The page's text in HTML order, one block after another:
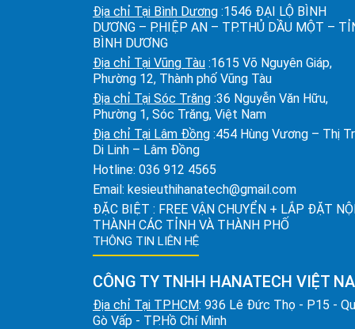
Địa chỉ Tại Bình Dương :1546 ĐẠI LỘ BÌNH
DƯƠNG – P.HIỆP AN – TP.THỦ DẦU MỘT –
BÌNH DƯƠNG
Địa chỉ Tại Vũng Tàu :1615 Võ Nguyên Giáp,
Phường 12, Thành phố Vũng Tàu
Địa chỉ Tại Sóc Trăng :36 Nguyễn Văn Hữu,
Phường 1, Sóc Trăng, Việt Nam
Địa chỉ Tại Lâm Đồng :454 Hùng Vương – Thị
Di Linh – Lâm Đồng
Hotline: 036 912 4565
Email: kesieuthihanatech@gmail.com
ĐẶC BIỆT : FREE VẬN CHUYỂN + LẮP ĐẶT
THÀNH CÁC TỈNH VÀ THÀNH PHỐ
THÔNG TIN LIÊN HỆ
CÔNG TY TNHH HANATECH VIỆT
Địa chỉ Tại TPHCM: 936 Lê Đức Thọ - P15 -
Gò Vấp - TP.Hồ Chí Minh